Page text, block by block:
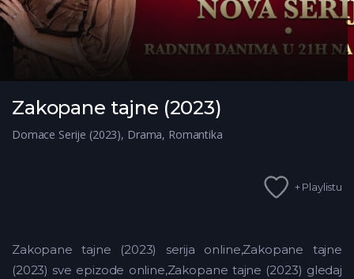
Zakopane tajne (2023)
Domace Serije (2023), Drama, Romantika
+ Playlistu
Zakopane tajne (2023) serija online,Zakopane tajne
(2023) sve epizode online,Zakopane tajne (2023) gledaj